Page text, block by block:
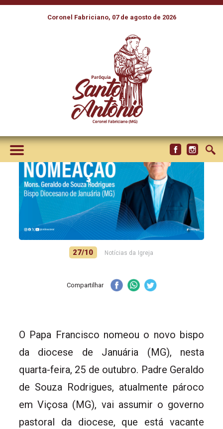
Coronel Fabriciano, 07 de agosto de 2026
NOMEADO O NOVO BISPO DA
DIOCESE DE JANUÁRIA, EM
MINAS GERAIS
27/10 Notícias da Igreja
Compartilhar
O Papa Francisco nomeou o novo bispo
da diocese de Januária (MG), nesta
quarta-feira, 25 de outubro. Padre Geraldo
de Souza Rodrigues, atualmente pároco
em Viçosa (MG), vai assumir o governo
pastoral da diocese, que está vacante